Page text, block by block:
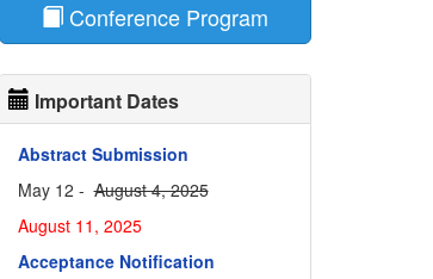
Conference Program
Important Dates
Abstract Submission
May 12 -August 4, 2025
August 11, 2025
Acceptance Notification